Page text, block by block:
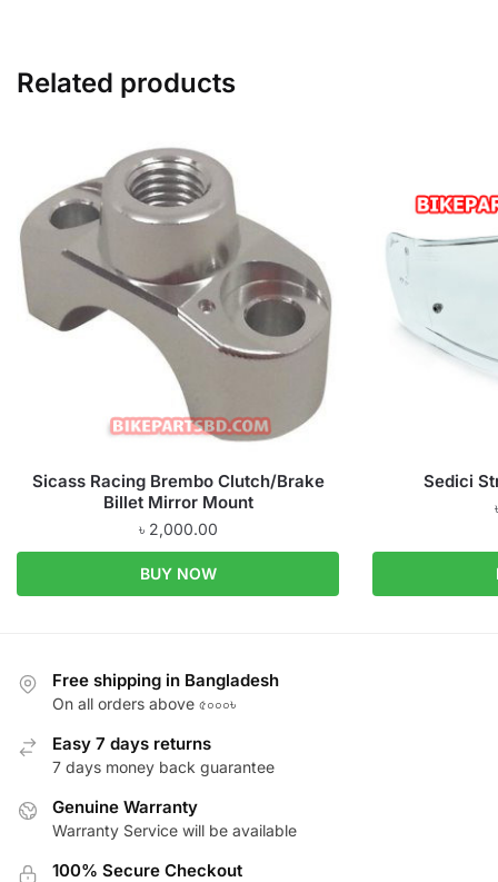
Related products
Sicass Racing Brembo Clutch/Brake
Billet Mirror Mount
৳ 2,000.00
BUY NOW
Sedici
Free shipping in Bangladesh
On all orders above ৫০০০৳
Easy 7 days returns
7 days money back guarantee
Genuine Warranty
Warranty Service will be available
100% Secure Checkout